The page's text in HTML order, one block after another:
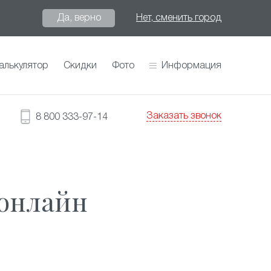
Да, верно Нет, сменить город
Скидки Фото Информация
8 800 333-97-14 Заказать звонок